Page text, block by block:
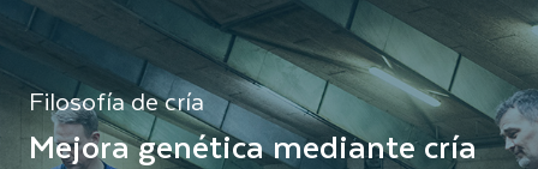
Razas
Semen
Programa de
cría
Filosofía de
cría
Trabajo
genético
DGENES
Información
Nucleus
Management
Filosofía de cría
Mejora genética mediante cría